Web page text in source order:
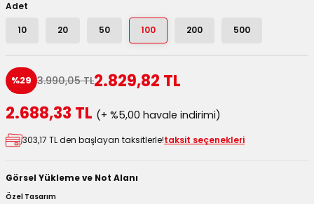
Adet
10 20 50 100 200 500
%29 3.990,05 TL2.829,82 TL
2.688,33 TL (+ %5,00 havale indirimi)
303,17 TL den başlayan taksitlerle!taksit seçenekleri
Görsel Yükleme ve Not Alanı
Özel Tasarım